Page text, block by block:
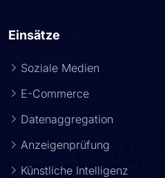
Einsätze
Soziale Medien
E-Commerce
Datenaggregation
Anzeigenprüfung
Künstliche Intelligenz